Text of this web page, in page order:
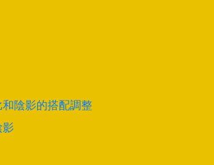
陰影的搭配調整
影